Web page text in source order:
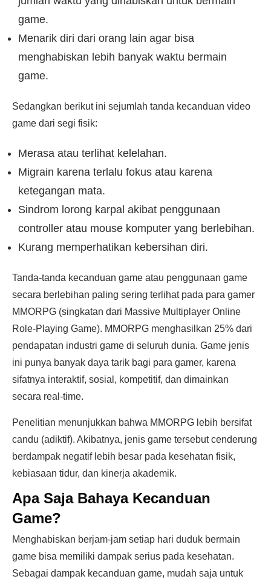
game.
Menarik diri dari orang lain agar bisa
menghabiskan lebih banyak waktu bermain
game.
Sedangkan berikut ini sejumlah tanda kecanduan video
game dari segi fisik:
Merasa atau terlihat kelelahan.
Migrain karena terlalu fokus atau karena
ketegangan mata.
Sindrom lorong karpal akibat penggunaan
controller atau mouse komputer yang berlebihan.
Kurang memperhatikan kebersihan diri.
Tanda-tanda kecanduan game atau penggunaan game
secara berlebihan paling sering terlihat pada para gamer
MMORPG (singkatan dari Massive Multiplayer Online
Role-Playing Game). MMORPG menghasilkan 25% dari
pendapatan industri game di seluruh dunia. Game jenis
ini punya banyak daya tarik bagi para gamer, karena
sifatnya interaktif, sosial, kompetitif, dan dimainkan
secara real-time.
Penelitian menunjukkan bahwa MMORPG lebih bersifat
candu (adiktif). Akibatnya, jenis game tersebut cenderung
berdampak negatif lebih besar pada kesehatan fisik,
kebiasaan tidur, dan kinerja akademik.
Apa Saja Bahaya Kecanduan
Game?
Menghabiskan berjam-jam setiap hari duduk bermain
game bisa memiliki dampak serius pada kesehatan.
Sebagai dampak kecanduan game, mudah saja untuk